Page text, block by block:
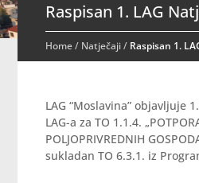
Raspisan 1. LAG
Home/ Natječaji/ Raspisan 1.
LAG “Moslavina” objavljuje 1.
LAG-a za TO 1.1.4.
POLJOPRIVREDNIH
sukladan TO 6.3.1. iz